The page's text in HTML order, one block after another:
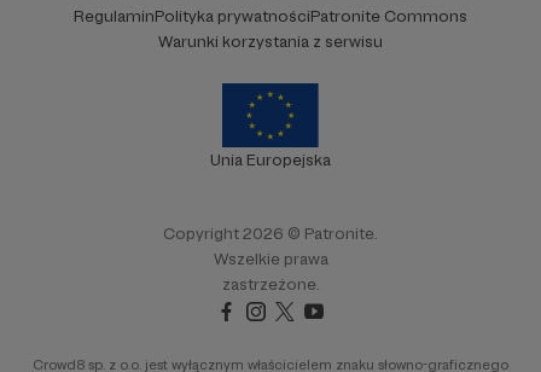
RegulaminPolityka prywatnościPatronite Commons
Warunki korzystania z serwisu
Unia Europejska
Copyright 2026 © Patronite.
Wszelkie prawa
zastrzeżone.
Crowd8 sp. z o.o. jest wyłącznym właścicielem znaku słowno-graficznego